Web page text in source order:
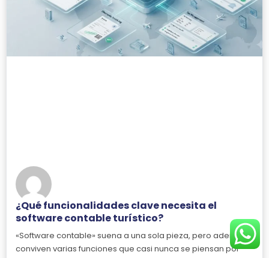
¿Qué funcionalidades clave necesita el
software contable turístico?
«Software contable» suena a una sola pieza, pero adentro
conviven varias funciones que casi nunca se piensan por